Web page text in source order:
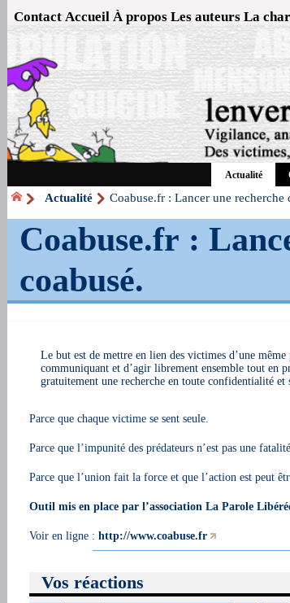
Contact Accueil À propos Les auteurs La
Actualité
Actualité Coabuse.fr : Lancer une recherche
Coabuse.fr :
coabusé.
Le but est de mettre en lien des victimes d’une
communiquant et d’agir librement ensemble tout en
gratuitement une recherche en toute confidentialité et
Parce que chaque victime se sent seule.
Parce que l’impunité des prédateurs n’est pas une fatalité.
Parce que l’union fait la force et que l’action est peut
Outil mis en place par l’association La Parole
Voir en ligne : http://www.coabuse.fr
Vos réactions